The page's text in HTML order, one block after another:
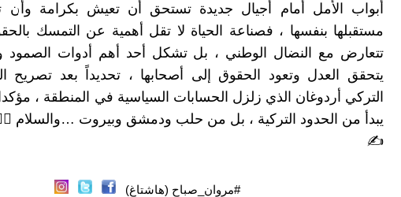
أبواب الأمل أمام أجيال جديدة تستحق أن تعيش بكرامة وأن
مستقبلها بنفسها ، فصناعة الحياة لا تقل أهمية عن التمسك
تتعارض مع النضال الوطني ، بل تشكل أحد أهم أدوات الصمود
يتحقق العدل وتعود الحقوق إلى أصحابها ، تحديداً بعد تصريح
التركي أردوغان الذي زلزل الحسابات السياسية في المنطقة ،
يبدأ من الحدود التركية ، بل من حلب ودمشق وبيروت …والسلام
✍
#مروان_صباح (هاشتاغ)